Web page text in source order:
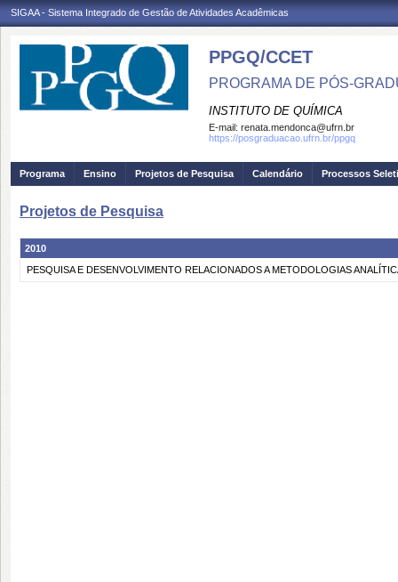
SIGAA - Sistema Integrado de Gestão de Atividades Acadêmicas
PPGQ/CCET
PROGRAMA DE PÓS-
INSTITUTO DE QUÍMICA
E-mail: renata.mendonca@ufrn.br
https://posgraduacao.ufrn.br/ppgq
Programa Ensino Projetos de Pesquisa Calendário Processos
Projetos de Pesquisa
2010
PESQUISA E DESENVOLVIMENTO RELACIONADOS A METODOLOGIAS